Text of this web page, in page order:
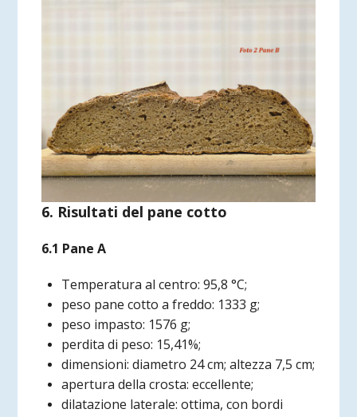
6. Risultati del pane cotto
6.1 Pane A
Temperatura al centro: 95,8 °C;
peso pane cotto a freddo: 1333 g;
peso impasto: 1576 g;
perdita di peso: 15,41%;
dimensioni: diametro 24 cm; altezza 7,5 cm;
apertura della crosta: eccellente;
dilatazione laterale: ottima, con bordi